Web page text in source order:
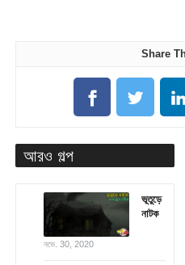
Share
আরও গল্প
ভূতুড়ে
নাটক
নভে. 30, 2020